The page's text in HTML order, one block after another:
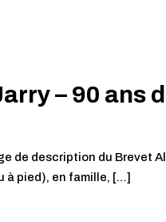
– 90 ans
de description du Brevet
à pied), en famille, […]